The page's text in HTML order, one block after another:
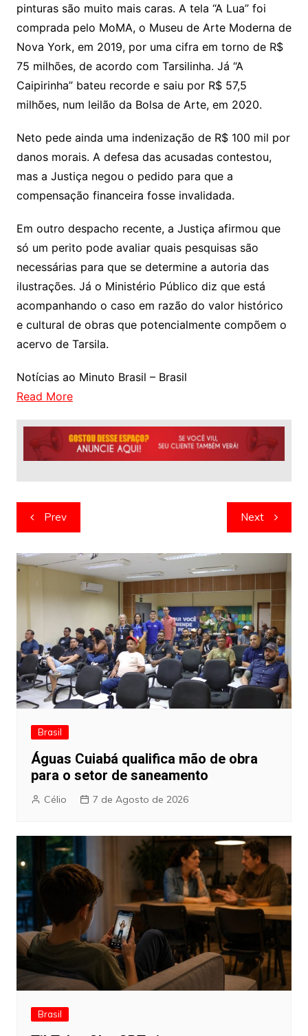
pinturas são muito mais caras. A tela “A Lua” foi
comprada pelo MoMA, o Museu de Arte Moderna de
Nova York, em 2019, por uma cifra em torno de R$
75 milhões, de acordo com Tarsilinha. Já “A
Caipirinha” bateu recorde e saiu por R$ 57,5
milhões, num leilão da Bolsa de Arte, em 2020.
Neto pede ainda uma indenização de R$ 100 mil por
danos morais. A defesa das acusadas contestou,
mas a Justiça negou o pedido para que a
compensação financeira fosse invalidada.
Em outro despacho recente, a Justiça afirmou que
só um perito pode avaliar quais pesquisas são
necessárias para que se determine a autoria das
ilustrações. Já o Ministério Público diz que está
acompanhando o caso em razão do valor histórico
e cultural de obras que potencialmente compõem o
acervo de Tarsila.
Notícias ao Minuto Brasil – Brasil
Read More
Navegação
de
artigos
Prev Next
Brasil
Águas Cuiabá qualifica mão de obra
para o setor de saneamento
Célio 7 de Agosto de 2026
Brasil